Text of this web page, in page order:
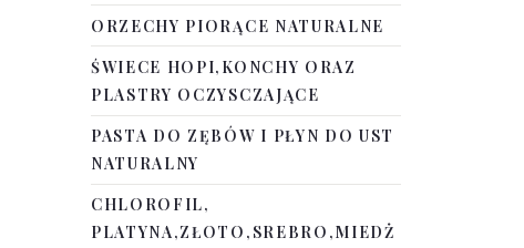
ORZECHY PIORĄCE NATURALNE
ŚWIECE HOPI,KONCHY ORAZ
PLASTRY OCZYSCZAJĄCE
PASTA DO ZĘBÓW I PŁYN DO UST
NATURALNY
CHLOROFIL,
PLATYNA,ZŁOTO,SREBRO,MIEDŻ